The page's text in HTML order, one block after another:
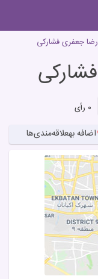
جعفری فشارکی
۰ رأی
اضافه بهعلاقه‌مندی‌ها